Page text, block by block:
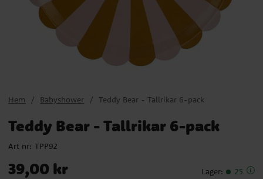
Hem Babyshower Teddy Bear - Tallrikar 6-pack
Teddy Bear - Tallrikar 6-pack
Art nr: TPP92
Pris: 39,00 kr
39,00 kr Lager: 25